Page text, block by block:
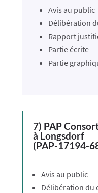
Avis au public
Délibération
Rapport
Partie écrite
Partie
7) PAP
à Longsdorf
(PAP-17194-
Avis au public
Délibération du